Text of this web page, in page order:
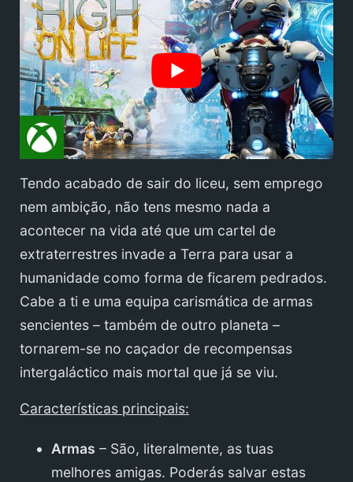
Tendo acabado de sair do liceu, sem emprego
nem ambição, não tens mesmo nada a
acontecer na vida até que um cartel de
extraterrestres invade a Terra para usar a
humanidade como forma de ficarem pedrados.
Cabe a ti e uma equipa carismática de armas
sencientes – também de outro planeta –
tornarem-se no caçador de recompensas
intergaláctico mais mortal que já se viu.
Características principais:
Armas – São, literalmente, as tuas
melhores amigas. Poderás salvar estas